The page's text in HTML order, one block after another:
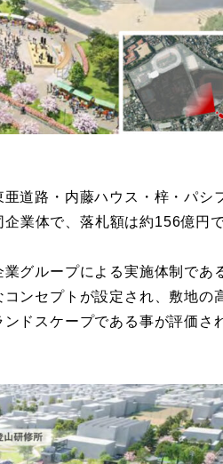
道路・内藤ハウス・梓・パシ
業体で、落札額は約156億円で
グループによる実施体制であ
ンセプトが設定され、敷地の
ドスケープである事が評価さ